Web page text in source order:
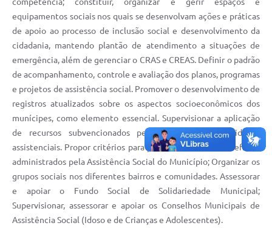
equipamentos sociais nos quais se desenvolvam ações e práticas
de apoio ao processo de inclusão social e desenvolvimento da
cidadania, mantendo plantão de atendimento a situações de
emergência, além de gerenciar o CRAS e CREAS. Definir o padrão
de acompanhamento, controle e avaliação dos planos, programas
e projetos de assistência social. Promover o desenvolvimento de
registros atualizados sobre os aspectos socioeconômicos dos
munícipes, como elemento essencial. Supervisionar a aplicação
de recursos subvencionados pelo Município às entidades
assistenciais. Propor critérios para procedimento dos benefícios
administrados pela Assistência Social do Município; Organizar os
grupos sociais nos diferentes bairros e comunidades. Assessorar
e apoiar o Fundo Social de Solidariedade Municipal;
Supervisionar, assessorar e apoiar os Conselhos Municipais de
Assistência Social (Idoso e de Crianças e Adolescentes).